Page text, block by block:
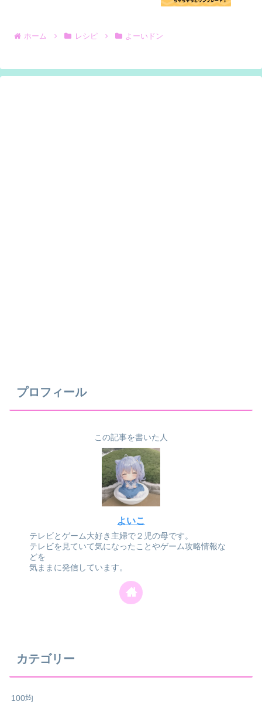
ホーム レシピ よーいドン
プロフィール
この記事を書いた人
よいこ
テレビとゲーム大好き主婦で２児の母です。
テレビを見ていて気になったことやゲーム攻略情報な
どを
気ままに発信しています。
カテゴリー
100均